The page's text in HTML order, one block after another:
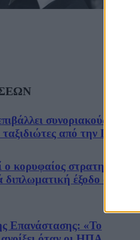
συνοριακούς
από την Ιταλία
κορυφαίος στρατηγός του
έξοδο από το
Επανάστασης: «Το